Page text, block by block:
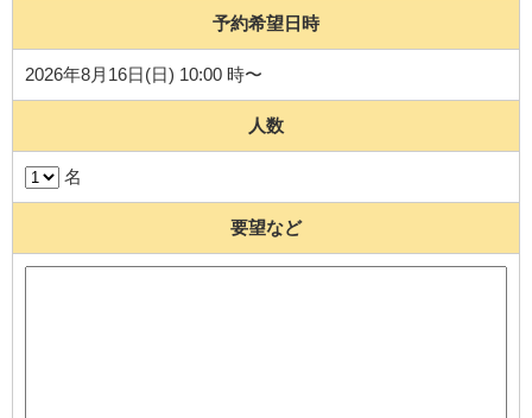
予約希望日時
2026年8月16日(日) 10:00 時〜
人数
名
要望など